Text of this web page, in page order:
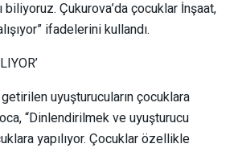
biliyoruz. Çukurova’da çocuklar İnşaat,
ifadelerini kullandı.
uyuşturucuların çocuklara
“Dinlendirilmek ve uyuşturucu
yapılıyor. Çocuklar özellikle